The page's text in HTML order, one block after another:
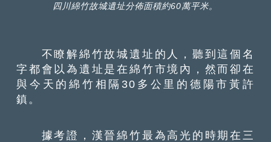
四川綿竹故城遺址分佈面積約60萬平米。
不瞭解綿竹故城遺址的人，聽到這個名
字都會以為遺址是在綿竹市境內，然而卻在
與今天的綿竹相隔30多公里的德陽市黃許
鎮。
據考證，漢晉綿竹最為高光的時期在三